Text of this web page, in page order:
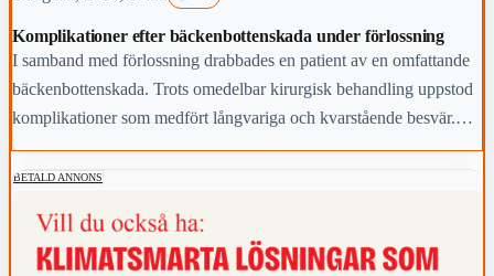
Komplikationer efter bäckenbottenskada under förlossning
I samband med förlossning drabbades en patient av en omfattande
bäckenbottenskada. Trots omedelbar kirurgisk behandling uppstod
komplikationer som medfört långvariga och kvarstående besvär.
Region Jönköpings län anmäler händelsen för prövning enligt lex
Maria.
BETALD ANNONS